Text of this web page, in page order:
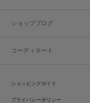
ショップブログ
コーディネート
ショッピングガイド
プライバシーポリシー